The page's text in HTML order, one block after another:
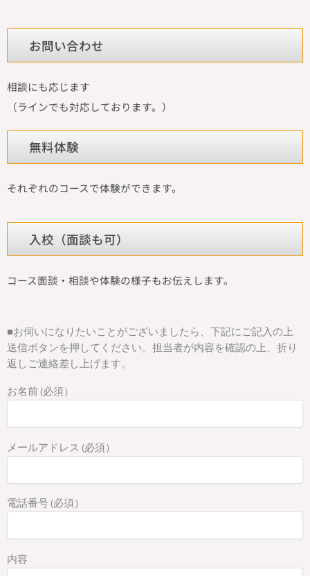
お問い合わせ
相談にも応じます
（ラインでも対応しております。）
無料体験
それぞれのコースで体験ができます。
入校（面談も可）
コース面談・相談や体験の様子もお伝えします。
■お伺いになりたいことがございましたら、下記にご記入の上
送信ボタンを押してください。担当者が内容を確認の上、折り
返しご連絡差し上げます。
お名前 (必須）
メールアドレス (必須）
電話番号 (必須）
内容